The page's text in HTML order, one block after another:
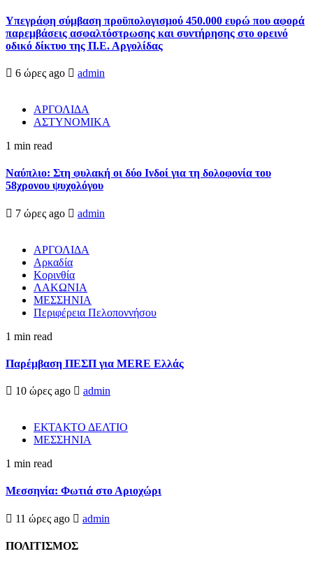
Υπεγράφη σύμβαση προϋπολογισμού 450.000 ευρώ που αφορά
παρεμβάσεις ασφαλτόστρωσης και συντήρησης στο ορεινό
οδικό δίκτυο της Π.Ε. Αργολίδας
6 ώρες ago admin
ΑΡΓΟΛΙΔΑ
ΑΣΤΥΝΟΜΙΚΑ
1 min read
Ναύπλιο: Στη φυλακή οι δύο Ινδοί για τη δολοφονία του
58χρονου ψυχολόγου
7 ώρες ago admin
ΑΡΓΟΛΙΔΑ
Αρκαδία
Κορινθία
ΛΑΚΩΝΙΑ
ΜΕΣΣΗΝΙΑ
Περιφέρεια Πελοποννήσου
1 min read
Παρέμβαση ΠΕΣΠ για MERE Ελλάς
10 ώρες ago admin
ΕΚΤΑΚΤΟ ΔΕΛΤΙΟ
ΜΕΣΣΗΝΙΑ
1 min read
Μεσσηνία: Φωτιά στο Αριοχώρι
11 ώρες ago admin
ΠΟΛΙΤΙΣΜΟΣ